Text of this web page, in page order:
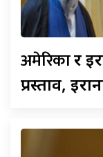
अमेरिकार
प्रस्ताव,